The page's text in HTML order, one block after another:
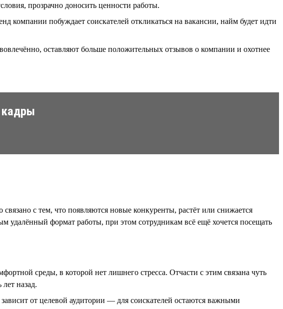
прозрачно доносить ценности работы.
компании побуждает соискателей откликаться на вакансии, найм будет идти
оставляют больше положительных отзывов о компании и охотнее
кадры
с тем, что появляются новые конкуренты, растёт или снижается
формат работы, при этом сотрудникам всё ещё хочется посещать
среды, в которой нет лишнего стресса. Отчасти с этим связана чуть
назад.
от целевой аудитории — для соискателей остаются важными